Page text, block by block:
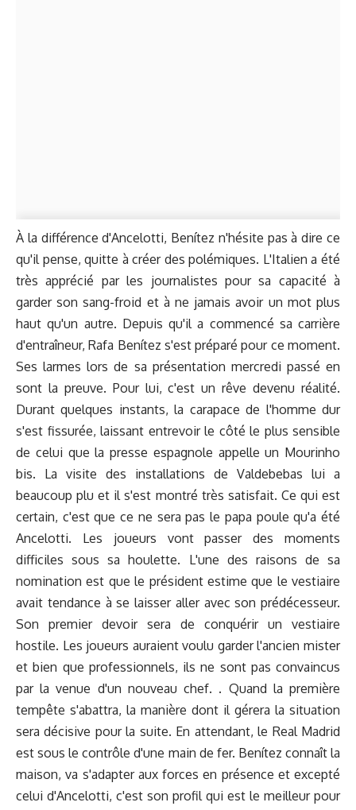
À la différence d'Ancelotti, Benítez n'hésite pas à dire ce
qu'il pense, quitte à créer des polémiques. L'Italien a été
très apprécié par les journalistes pour sa capacité à
garder son sang-froid et à ne jamais avoir un mot plus
haut qu'un autre. Depuis qu'il a commencé sa carrière
d'entraîneur, Rafa Benítez s'est préparé pour ce moment.
Ses larmes lors de sa présentation mercredi passé en
sont la preuve. Pour lui, c'est un rêve devenu réalité.
Durant quelques instants, la carapace de l'homme dur
s'est fissurée, laissant entrevoir le côté le plus sensible
de celui que la presse espagnole appelle un Mourinho
bis. La visite des installations de Valdebebas lui a
beaucoup plu et il s'est montré très satisfait. Ce qui est
certain, c'est que ce ne sera pas le papa poule qu'a été
Ancelotti. Les joueurs vont passer des moments
difficiles sous sa houlette. L'une des raisons de sa
nomination est que le président estime que le vestiaire
avait tendance à se laisser aller avec son prédécesseur.
Son premier devoir sera de conquérir un vestiaire
hostile. Les joueurs auraient voulu garder l'ancien mister
et bien que professionnels, ils ne sont pas convaincus
par la venue d'un nouveau chef. . Quand la première
tempête s'abattra, la manière dont il gérera la situation
sera décisive pour la suite. En attendant, le Real Madrid
est sous le contrôle d'une main de fer. Benítez connaît la
maison, va s'adapter aux forces en présence et excepté
celui d'Ancelotti, c'est son profil qui est le meilleur pour